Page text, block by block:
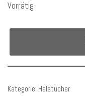
Vorrätig
Kategorie: Halstücher